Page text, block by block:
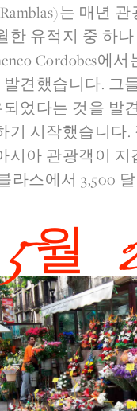
는 매년
유적지 중 하나
Cordobes에
견했습니다. 그
었다는 것을 발견
기 시작했습니다
시아 관광객이
라스에서 3,500
월